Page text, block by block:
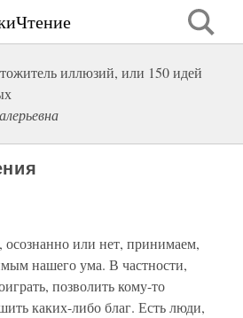
иллюзий, или 150 идей
или нет, принимаем,
нашего ума. В частности,
позволить кому-то
каких-либо благ. Есть люди,